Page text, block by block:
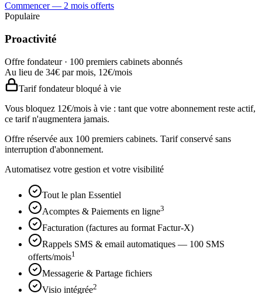
Commencer — 2 mois offerts
Populaire
Proactivité
Offre fondateur · 100 premiers cabinets abonnés
Au lieu de 34€ par mois, 12€/mois
Tarif fondateur bloqué à vie
Vous bloquez 12€/mois à vie : tant que votre abonnement reste actif,
ce tarif n'augmentera jamais.
Offre réservée aux 100 premiers cabinets. Tarif conservé sans
interruption d'abonnement.
Automatisez votre gestion et votre visibilité
Tout le plan Essentiel
Acomptes & Paiements en ligne3
Facturation (factures au format Factur-X)
Rappels SMS & email automatiques — 100 SMS
offerts/mois1
Messagerie & Partage fichiers
Visio intégrée2